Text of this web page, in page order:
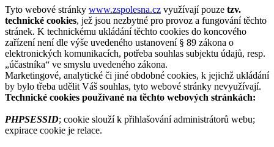
Tyto webové stránky www.zspolesna.cz využívají pouze tzv.
technické cookies, jež jsou nezbytné pro provoz a fungování těchto
stránek. K technickému ukládání těchto cookies do koncového
zařízení není dle výše uvedeného ustanovení § 89 zákona o
elektronických komunikacích, potřeba souhlas subjektu údajů, resp.
„účastníka“ ve smyslu uvedeného zákona.
Marketingové, analytické či jiné obdobné cookies, k jejichž ukládání
by bylo třeba udělit Váš souhlas, tyto webové stránky nevyužívají.
Technické cookies používané na těchto webových stránkách:
PHPSESSID; cookie slouží k přihlašování administrátorů webu;
expirace cookie je relace.